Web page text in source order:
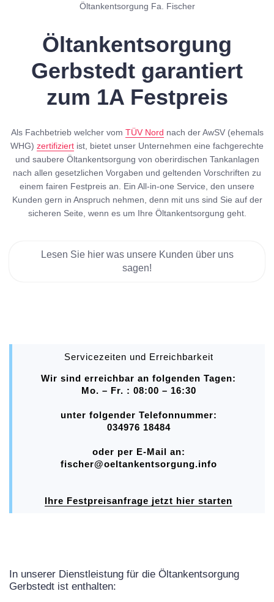
Öltankentsorgung Fa. Fischer
Öltankentsorgung
Gerbstedt garantiert
zum 1A Festpreis
Als Fachbetrieb welcher vom TÜV Nord nach der AwSV (ehemals
WHG) zertifiziert ist, bietet unser Unternehmen eine fachgerechte
und saubere Öltankentsorgung von oberirdischen Tankanlagen
nach allen gesetzlichen Vorgaben und geltenden Vorschriften zu
einem fairen Festpreis an. Ein All-in-one Service, den unsere
Kunden gern in Anspruch nehmen, denn mit uns sind Sie auf der
sicheren Seite, wenn es um Ihre Öltankentsorgung geht.
Lesen Sie hier was unsere Kunden über uns
sagen!
Servicezeiten und Erreichbarkeit
Wir sind erreichbar an folgenden Tagen:
Mo. – Fr. : 08:00 – 16:30
unter folgender Telefonnummer:
034976 18484
oder per E-Mail an:
fischer@oeltankentsorgung.info
Ihre Festpreisanfrage jetzt hier starten
In unserer Dienstleistung für die Öltankentsorgung
Gerbstedt ist enthalten: